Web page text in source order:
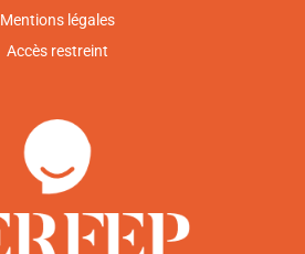
Mentions légales
Accès restreint